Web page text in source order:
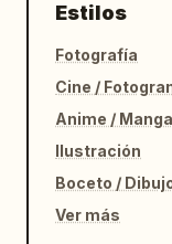
Estilos
Fotografía
Cine /
Anime / Manga
Ilustración
Boceto /
Ver más